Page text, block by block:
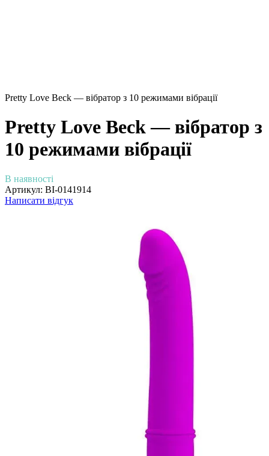
Pretty Love Beck — вібратор з 10 режимами вібрації
Pretty Love Beck — вібратор з
10 режимами вібрації
В наявності
Артикул: BI-0141914
Написати відгук